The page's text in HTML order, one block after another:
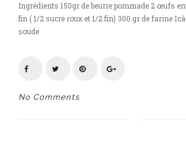
Ingrédients 150gr de beurre pommade 2 œufs
fin ( 1/2 sucre roux et 1/2 fin) 300 gr de farine
soude
No Comments